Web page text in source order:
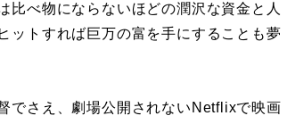
べ物にならないほどの潤沢な資金と人
ットすれば巨万の富を手にすることも夢
でさえ、劇場公開されないNetflixで映画